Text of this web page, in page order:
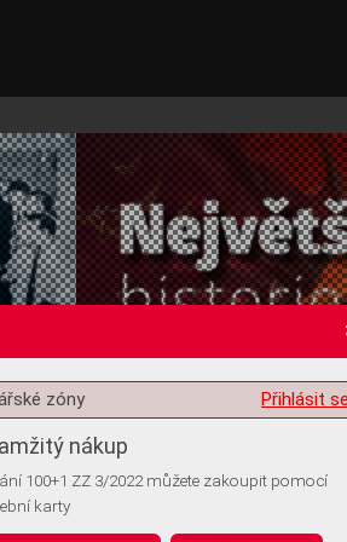
volitelných informací
Přihlásit
zóny
nákup
100+1 ZZ 3/2022 můžete zakoupit pomocí
karty